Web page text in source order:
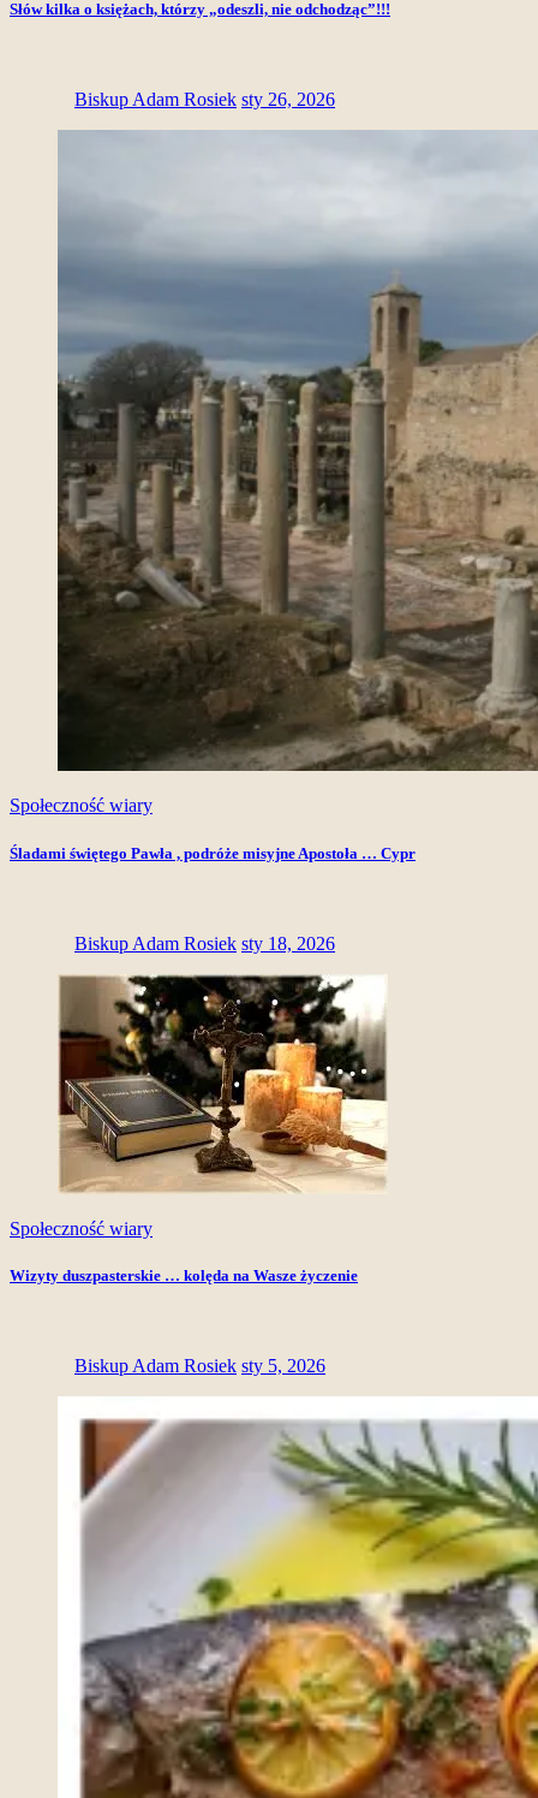
Słów kilka o księżach, którzy „odeszli, nie odchodząc”!!!
Biskup Adam Rosiek sty 26, 2026
Społeczność wiary
Śladami świętego Pawła , podróże misyjne Apostoła … Cypr
Biskup Adam Rosiek sty 18, 2026
Społeczność wiary
Wizyty duszpasterskie … kolęda na Wasze życzenie
Biskup Adam Rosiek sty 5, 2026